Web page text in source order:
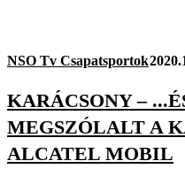
NSO Tv Csapatsportok
KARÁCSONY –
MEGSZÓLALT A
ALCATEL MOBIL